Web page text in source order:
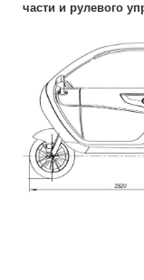
части и рулевого